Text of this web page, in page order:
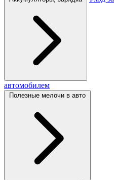
автомобилем
Полезные мелочи в авто